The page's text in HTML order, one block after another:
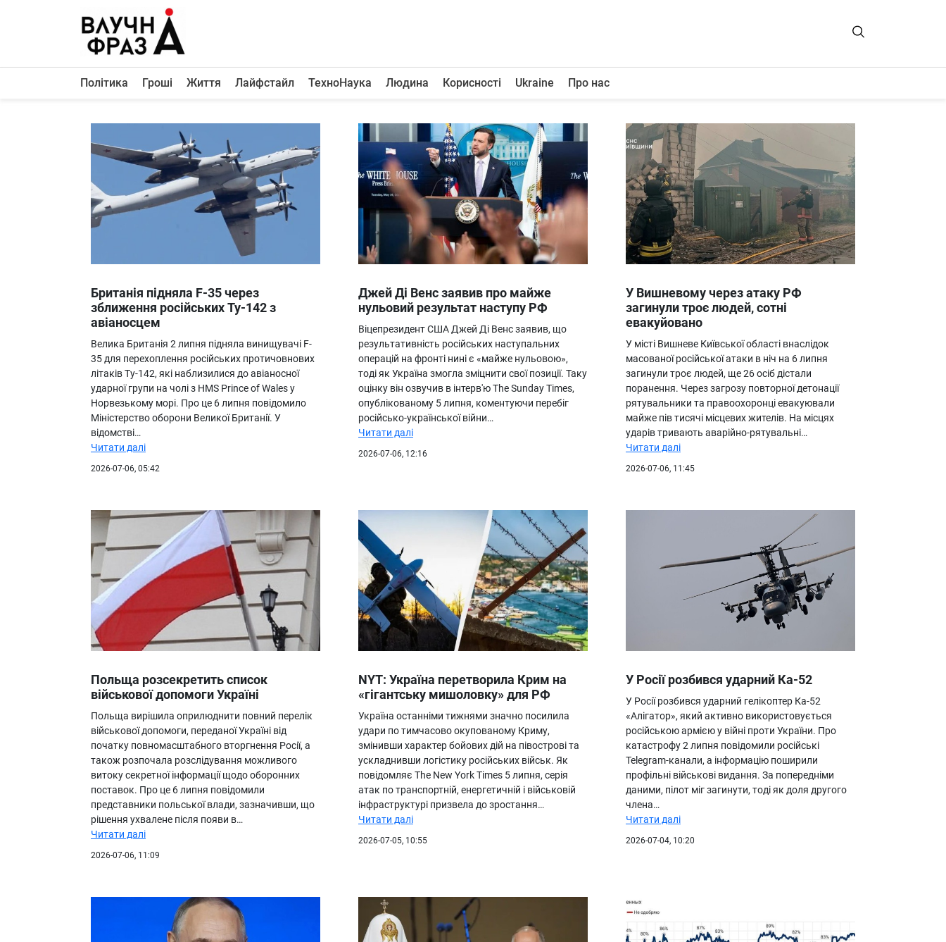
Політика
Лайфстайл
ТехноНаука
Людина
Про нас
Політика Гроші Життя Лайфстайл ТехноНаука Людина Корисності Ukraine Про нас
Британія підняла F-35 через
зближення російських Ту-142 з
авіаносцем
Велика Британія 2 липня підняла винищувачі F-
35 для перехоплення російських протичовнових
літаків Ту-142, які наблизилися до авіаносної
ударної групи на чолі з HMS Prince of Wales у
Норвезькому морі. Про це 6 липня повідомило
Міністерство оборони Великої Британії. У
відомстві…
Читати далі
2026-07-06, 05:42
Джей Ді Венс заявив про майже
нульовий результат наступу РФ
Віцепрезидент США Джей Ді Венс заявив, що
результативність російських наступальних
операцій на фронті нині є «майже нульовою»,
тоді як Україна змогла зміцнити свої позиції. Таку
оцінку він озвучив в інтерв'ю The Sunday Times,
опублікованому 5 липня, коментуючи перебіг
російсько-української війни…
Читати далі
2026-07-06, 12:16
У Вишневому через атаку РФ
загинули троє людей, сотні
евакуйовано
У місті Вишневе Київської області внаслідок
масованої російської атаки в ніч на 6 липня
загинули троє людей, ще 26 осіб дістали
поранення. Через загрозу повторної детонації
рятувальники та правоохоронці евакуювали
майже пів тисячі місцевих жителів. На місцях
ударів тривають аварійно-рятувальні…
Читати далі
2026-07-06, 11:45
Польща розсекретить список
військової допомоги Україні
Польща вирішила оприлюднити повний перелік
військової допомоги, переданої Україні від
початку повномасштабного вторгнення Росії, а
також розпочала розслідування можливого
витоку секретної інформації щодо оборонних
поставок. Про це 6 липня повідомили
представники польської влади, зазначивши, що
рішення ухвалене після появи в…
Читати далі
2026-07-06, 11:09
NYT: Україна перетворила Крим на
«гігантську мишоловку» для РФ
Україна останніми тижнями значно посилила
удари по тимчасово окупованому Криму,
змінивши характер бойових дій на півострові та
ускладнивши логістику російських військ. Як
повідомляє The New York Times 5 липня, серія
атак по транспортній, енергетичній і військовій
інфраструктурі призвела до зростання…
Читати далі
2026-07-05, 10:55
У Росії розбився ударний Ка-52
У Росії розбився ударний гелікоптер Ка-52
«Алігатор», який активно використовується
російською армією у війні проти України. Про
катастрофу 2 липня повідомили російські
Telegram-канали, а інформацію поширили
профільні військові видання. За попередніми
даними, пілот міг загинути, тоді як доля другого
члена…
Читати далі
2026-07-04, 10:20